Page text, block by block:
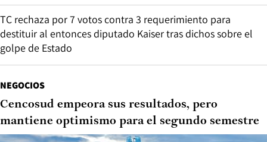
TC rechaza por 7 votos contra 3 requerimiento para
destituir al entonces diputado Kaiser tras dichos sobre el
golpe de Estado
NEGOCIOS
Cencosud empeora sus resultados, pero
mantiene optimismo para el segundo semestre